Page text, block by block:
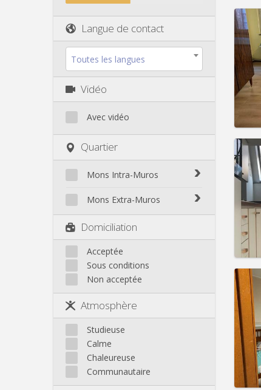
Langue de contact
Toutes les langues
Vidéo
Avec vidéo
Quartier
Mons Intra-Muros
Mons Intra-Muros
Mons Extra-Muros
Domiciliation
Acceptée
Sous conditions
Non acceptée
Atmosphère
Studieuse
Calme
Chaleureuse
Communautaire